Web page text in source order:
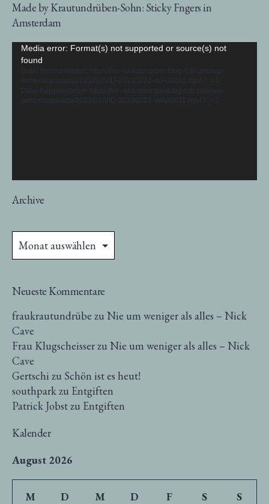
Made by Krautundrüben-Sohn: Sticky Fngers in
Amsterdam
Video-
Player
Media error: Format(s) not supported or source(s) not
found
Datei herunterladen: https://xn--krautundrbenblog-rzb.com/wp-
content/uploads/2023/02/VID-20230222-WA00011.mp4?_=1
Datei herunterladen: https://xn--krautundrbenblog-rzb.com/wp-
content/uploads/2023/02/VID-20230222-WA00011.mp4?_=1
Archive
Neueste Kommentare
fraukrautundrübe zu Nie um weniger als alles – Nick
Cave
Frau Klugscheisserzu Nie um weniger als alles – Nick
Cave
Gertschi zu Schön ist es heut!
southparkzu Entgiften
Patrick Jobstzu Entgiften
Kalender
August 2026
M D M D F S S